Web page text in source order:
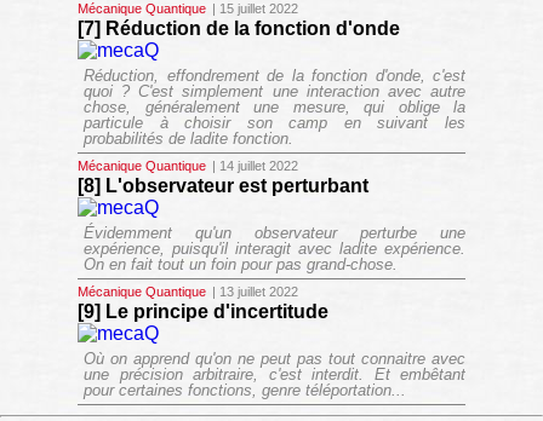
Mécanique Quantique | 15 juillet 2022
[7] Réduction de la fonction d'onde
Réduction, effondrement de la fonction d'onde, c'est
quoi ? C'est simplement une interaction avec autre
chose, généralement une mesure, qui oblige la
particule à choisir son camp en suivant les
probabilités de ladite fonction.
Mécanique Quantique | 14 juillet 2022
[8] L'observateur est perturbant
Évidemment qu'un observateur perturbe une
expérience, puisqu'il interagit avec ladite expérience.
On en fait tout un foin pour pas grand-chose.
Mécanique Quantique | 13 juillet 2022
[9] Le principe d'incertitude
Où on apprend qu'on ne peut pas tout connaitre avec
une précision arbitraire, c'est interdit. Et embêtant
pour certaines fonctions, genre téléportation...